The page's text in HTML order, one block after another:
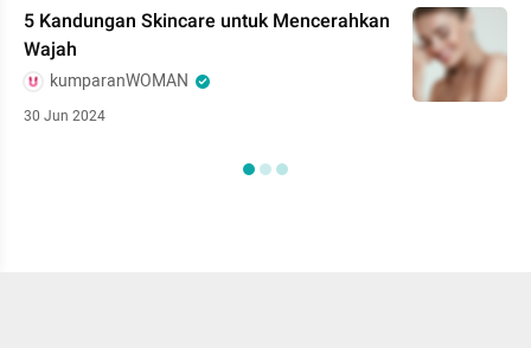
5 Kandungan Skincare untuk Mencerahkan
Wajah
kumparanWOMAN
30 Jun 2024